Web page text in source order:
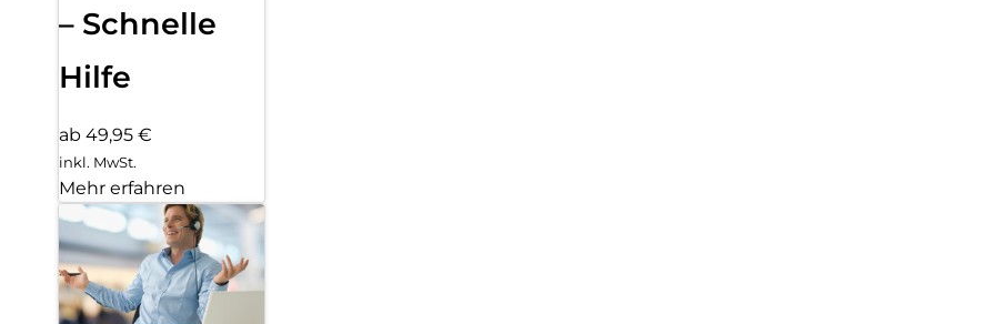
– Schnelle
Hilfe
ab 49,95 €
inkl. MwSt.
Mehr erfahren